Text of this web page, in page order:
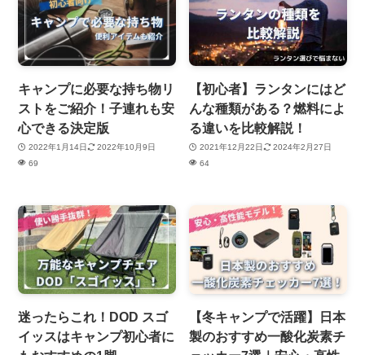
キャンプに必要な持ち物リ
ストをご紹介！子連れも安
心できる決定版
2022年1月14日
2022年10月9日
69
【初心者】ランタンにはど
んな種類がある？燃料によ
る違いを比較解説！
2021年12月22日
2024年2月27日
64
迷ったらこれ！DOD スゴ
イッスはキャンプ初心者に
【冬キャンプで活躍】日本
製のおすすめ一酸化炭素チ